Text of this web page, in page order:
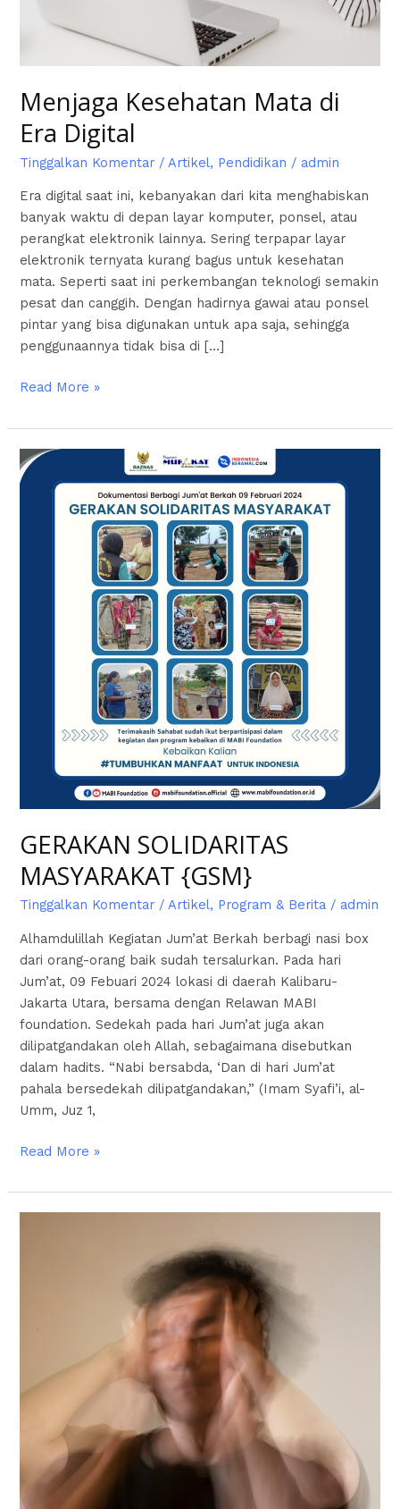
Menjaga Kesehatan Mata di
Era Digital
Tinggalkan Komentar /Artikel, Pendidikan / admin
Era digital saat ini, kebanyakan dari kita menghabiskan
banyak waktu di depan layar komputer, ponsel, atau
perangkat elektronik lainnya. Sering terpapar layar
elektronik ternyata kurang bagus untuk kesehatan
mata. Seperti saat ini perkembangan teknologi semakin
pesat dan canggih. Dengan hadirnya gawai atau ponsel
pintar yang bisa digunakan untuk apa saja, sehingga
penggunaannya tidak bisa di […]
Read More »
GERAKAN SOLIDARITAS
MASYARAKAT {GSM}
Tinggalkan Komentar /Artikel, Program & Berita / admin
Alhamdulillah Kegiatan Jum’at Berkah berbagi nasi box
dari orang-orang baik sudah tersalurkan. Pada hari
Jum’at, 09 Febuari 2024 lokasi di daerah Kalibaru-
Jakarta Utara, bersama dengan Relawan MABI
foundation. Sedekah pada hari Jum’at juga akan
dilipatgandakan oleh Allah, sebagaimana disebutkan
dalam hadits. “Nabi bersabda, ‘Dan di hari Jum’at
pahala bersedekah dilipatgandakan,” (Imam Syafi’i, al-
Umm, Juz 1,
GERAKAN
SOLIDARITAS
MASYARAKAT
Read More »
Cemas
Berlebih